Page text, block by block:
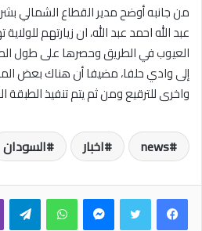
من جانبه أوضح مدير القطاع الشمالي
عبد الله احمد عبد الله، ان زيارتهم
العيوب في الطريق وحصرها على طول
إلى وادي حلفا، مضيفا أن هناك بعض
واخرى للترقيع ومن ثم يتم تنفيذ الطبقة
news اخبار السودان
فيسبوكتويتر ماسنجر واتساب